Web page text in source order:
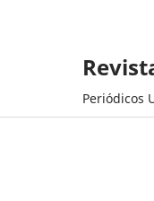
Periódicos